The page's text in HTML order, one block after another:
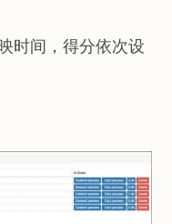
时间，得分依次设